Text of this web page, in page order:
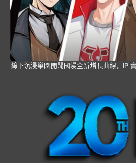
線下沉浸樂園開闢國漫全新增長曲線，IP